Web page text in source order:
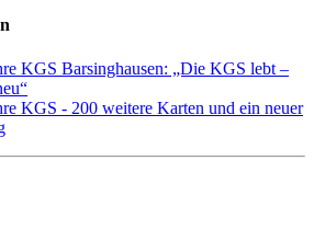
KGS Barsinghausen: „Die KGS lebt –
KGS - 200 weitere Karten und ein neuer